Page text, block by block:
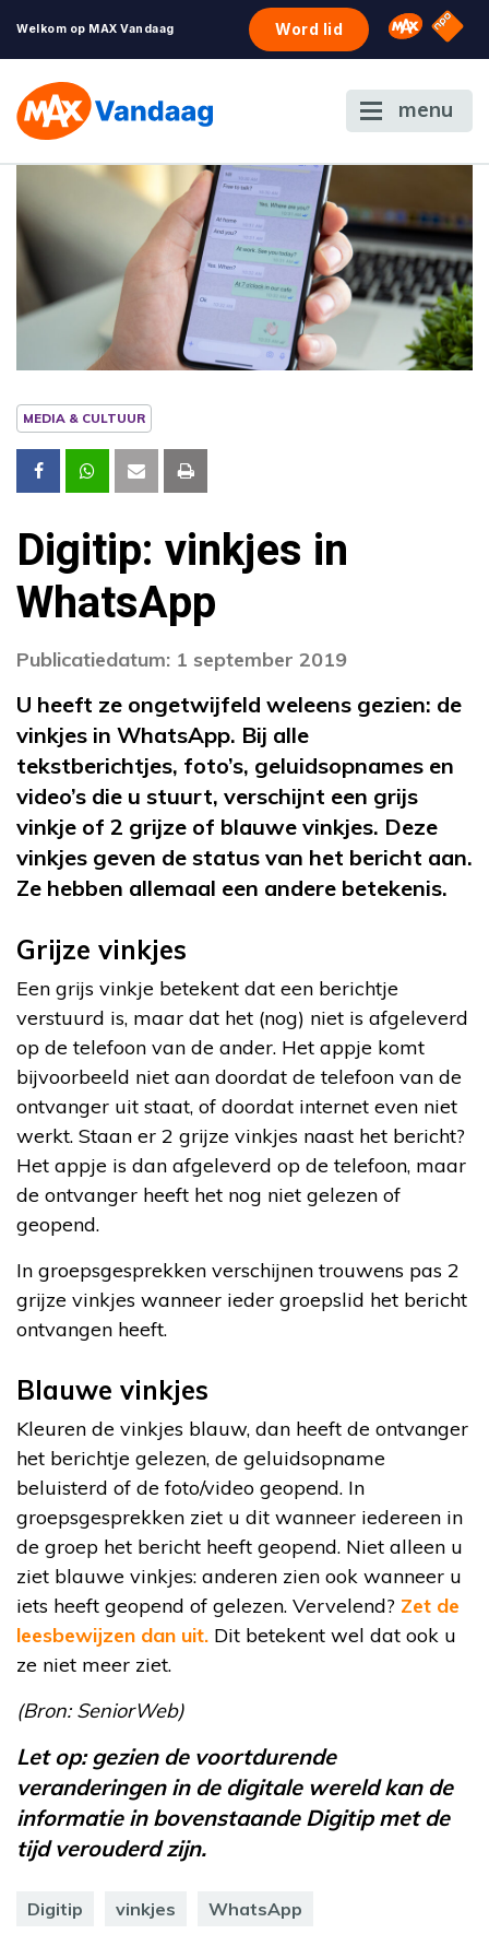
Welkom op MAX Vandaag Word lid Omroep
NPO
menu
MEDIA & CULTUUR
Digitip: vinkjes in
WhatsApp
Publicatiedatum: 1 september 2019
U heeft ze ongetwijfeld weleens gezien: de
vinkjes in WhatsApp. Bij alle
tekstberichtjes, foto’s, geluidsopnames en
video’s die u stuurt, verschijnt een grijs
vinkje of 2 grijze of blauwe vinkjes. Deze
vinkjes geven de status van het bericht aan.
Ze hebben allemaal een andere betekenis.
Grijze vinkjes
Een grijs vinkje betekent dat een berichtje
verstuurd is, maar dat het (nog) niet is afgeleverd
op de telefoon van de ander. Het appje komt
bijvoorbeeld niet aan doordat de telefoon van de
ontvanger uit staat, of doordat internet even niet
werkt. Staan er 2 grijze vinkjes naast het bericht?
Het appje is dan afgeleverd op de telefoon, maar
de ontvanger heeft het nog niet gelezen of
geopend.
In groepsgesprekken verschijnen trouwens pas 2
grijze vinkjes wanneer ieder groepslid het bericht
ontvangen heeft.
Blauwe vinkjes
Kleuren de vinkjes blauw, dan heeft de ontvanger
het berichtje gelezen, de geluidsopname
beluisterd of de foto/video geopend. In
groepsgesprekken ziet u dit wanneer iedereen in
de groep het bericht heeft geopend. Niet alleen u
ziet blauwe vinkjes: anderen zien ook wanneer u
iets heeft geopend of gelezen. Vervelend? Zet de
leesbewijzen dan uit. Dit betekent wel dat ook u
ze niet meer ziet.
(Bron: SeniorWeb)
Let op: gezien de voortdurende
veranderingen in de digitale wereld kan de
informatie in bovenstaande Digitip met de
tijd verouderd zijn.
Digitip vinkjes WhatsApp